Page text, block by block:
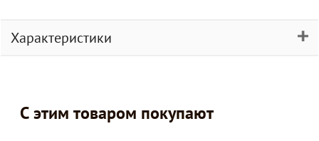
Характеристики
С этим товаром покупают